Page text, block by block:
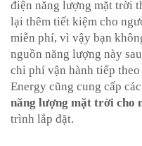
điện năng lượng mặt trời
lại thêm tiết kiệm cho
miễn phí, vì vậy bạn
nguồn năng lượng này
chi phí vận hành tiếp
Energy cũng cung cấp
năng lượng mặt trời cho
trình lắp đặt.